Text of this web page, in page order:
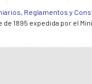
Reglamentos y
1895 expedida por el